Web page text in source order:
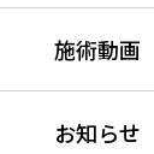
施術動画
お知らせ